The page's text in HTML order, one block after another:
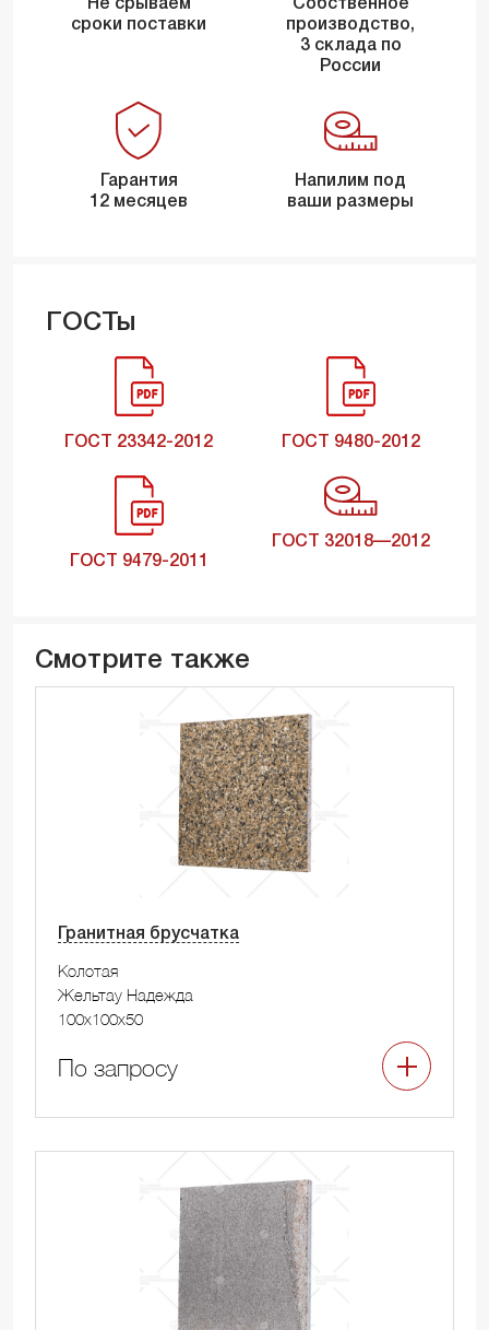
Не срываем
сроки поставки
Собственное
производство,
3 склада по
России
Гарантия
12 месяцев
Напилим под
ваши размеры
ГОСТы
ГОСТ 23342-2012 ГОСТ 9480-2012
ГОСТ 9479-2011
ГОСТ 32018—2012
Смотрите также
Гранитная брусчатка
Колотая
Жельтау Надежда
100x100x50
По запросу